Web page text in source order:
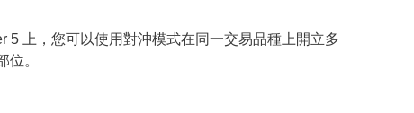
5 上，您可以使用對沖模式在同一交易品種上開立多
位。